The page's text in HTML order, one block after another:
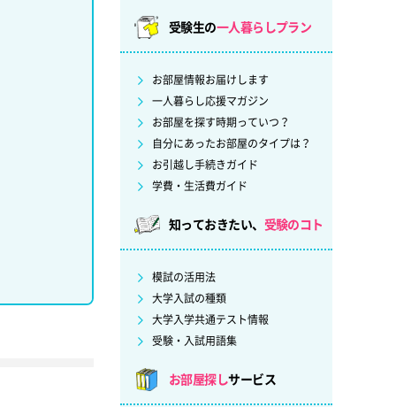
受験生の一人暮らしプラン
お部屋情報お届けします
一人暮らし応援マガジン
お部屋を探す時期っていつ？
自分にあったお部屋のタイプは？
お引越し手続きガイド
学費・生活費ガイド
知っておきたい、 受験のコト
模試の活用法
大学入試の種類
大学入学共通テスト情報
受験・入試用語集
お部屋探しサービス